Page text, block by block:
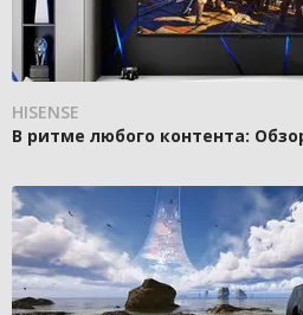
HISENSE
В ритме любого контента: